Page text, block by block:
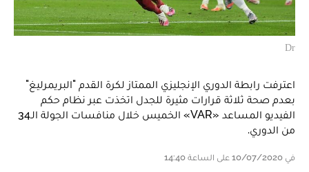
Dr
اعترفت رابطة الدوري الإنجليزي الممتاز لكرة القدم "البريمرليغ"
بعدم صحة ثلاثة قرارات مثيرة للجدل اتخذت عبر نظام حكم
الفيديو المساعد «VAR» الخميس خلال منافسات الجولة الـ34
من الدوري.
في 10/07/2020 على الساعة 14:40